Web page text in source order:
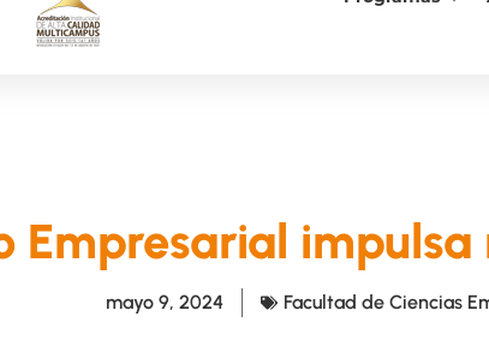
Empresarial
mayo 9, 2024 Facultad de Ciencias